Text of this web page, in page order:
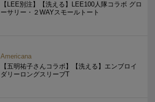
【LEE別注】【洗える】LEE100人隊コラボ グロ
ーサリー・２WAYスモールトート
Americana
【五明祐子さんコラボ】【洗える】エンブロイ
ダリーロングスリーブT